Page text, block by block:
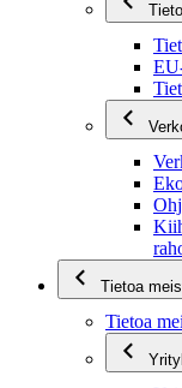
Tietoa
Tietoa